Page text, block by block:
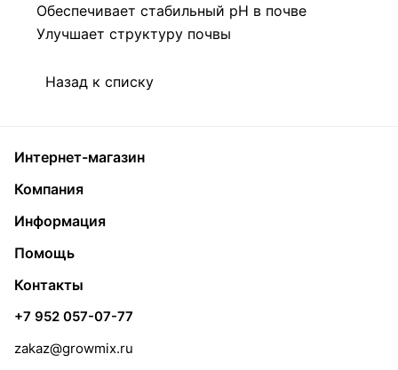
Обеспечивает стабильный рН в почве
Улучшает структуру почвы
Назад к списку
Интернет-магазин
Компания
Информация
Помощь
Контакты
+7 952 057-07-77
zakaz@growmix.ru